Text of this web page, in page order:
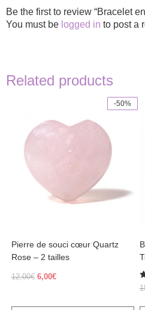
Be the first to review “Bracelet
You must be logged in to post a
Related products
-50%
Pierre de souci cœur Quartz
Rose – 2 tailles
12,00€ Original
6,00€Current
multiple
variants.
The
options
page